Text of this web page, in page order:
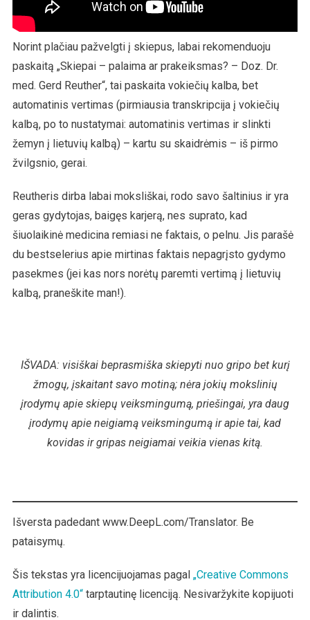
Norint plačiau pažvelgti į skiepus, labai rekomenduoju
paskaitą „Skiepai – palaima ar prakeiksmas? – Doz. Dr.
med. Gerd Reuther“, tai paskaita vokiečių kalba, bet
automatinis vertimas (pirmiausia transkripcija į vokiečių
kalbą, po to nustatymai: automatinis vertimas ir slinkti
žemyn į lietuvių kalbą) – kartu su skaidrėmis – iš pirmo
žvilgsnio, gerai.
Reutheris dirba labai moksliškai, rodo savo šaltinius ir yra
geras gydytojas, baigęs karjerą, nes suprato, kad
šiuolaikinė medicina remiasi ne faktais, o pelnu. Jis parašė
du bestselerius apie mirtinas faktais nepagrįsto gydymo
pasekmes (jei kas nors norėtų paremti vertimą į lietuvių
kalbą, praneškite man!).
IŠVADA: visiškai beprasmiška skiepyti nuo gripo bet kurį
žmogų, įskaitant savo motiną; nėra jokių mokslinių
įrodymų apie skiepų veiksmingumą, priešingai, yra daug
įrodymų apie neigiamą veiksmingumą ir apie tai, kad
kovidas ir gripas neigiamai veikia vienas kitą.
Išversta padedant www.DeepL.com/Translator. Be
pataisymų.
Šis tekstas yra licencijuojamas pagal „Creative Commons
Attribution 4.0“tarptautinę licenciją. Nesivaržykite kopijuoti
ir dalintis.